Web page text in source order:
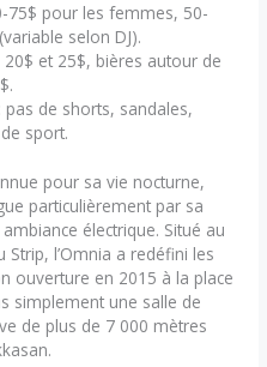
75$ pour les femmes, 50-
selon DJ).
et 25$, bières autour de
de shorts, sandales,
sport.
pour sa vie nocturne,
particulièrement par sa
électrique. Situé au
l’Omnia a redéfini les
ouverture en 2015 à la place
simplement une salle de
de plus de 7 000 mètres